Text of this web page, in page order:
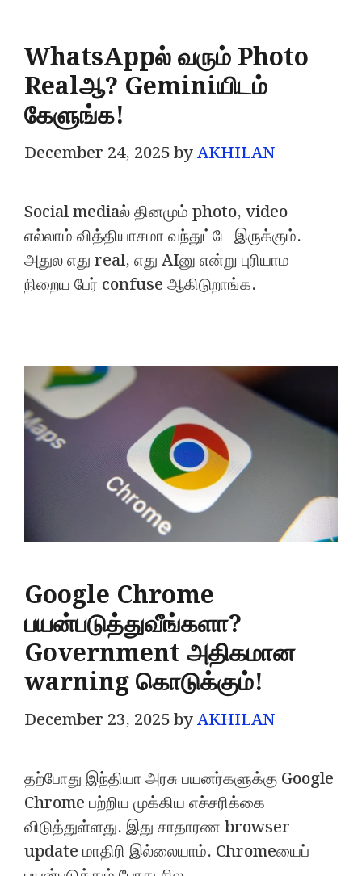
WhatsAppல் வரும் Photo
Realஆ? Geminiயிடம்
கேளுங்க!
December 24, 2025byAKHILAN
Social mediaல் தினமும் photo, video
எல்லாம் வித்தியாசமா வந்துட்டே இருக்கும்.
அதுல எது real, எது AIனு என்று புரியாம
நிறைய பேர் confuse ஆகிடுறாங்க.
Google Chrome
பயன்படுத்துவீங்களா?
Government அதிகமான
warning கொடுக்கும்!
December 23, 2025byAKHILAN
தற்போது இந்தியா அரசு பயனர்களுக்கு Google
Chrome பற்றிய முக்கிய எச்சரிக்கை
விடுத்துள்ளது. இது சாதாரண browser
update மாதிரி இல்லையாம். Chromeயைப்